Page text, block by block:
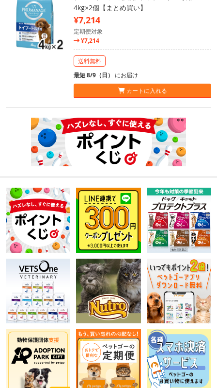
4kg×2個【まとめ買い】
¥7,214
定期便対象
¥7,214
送料無料
最短 8/9（日） にお届け
カートに入れる